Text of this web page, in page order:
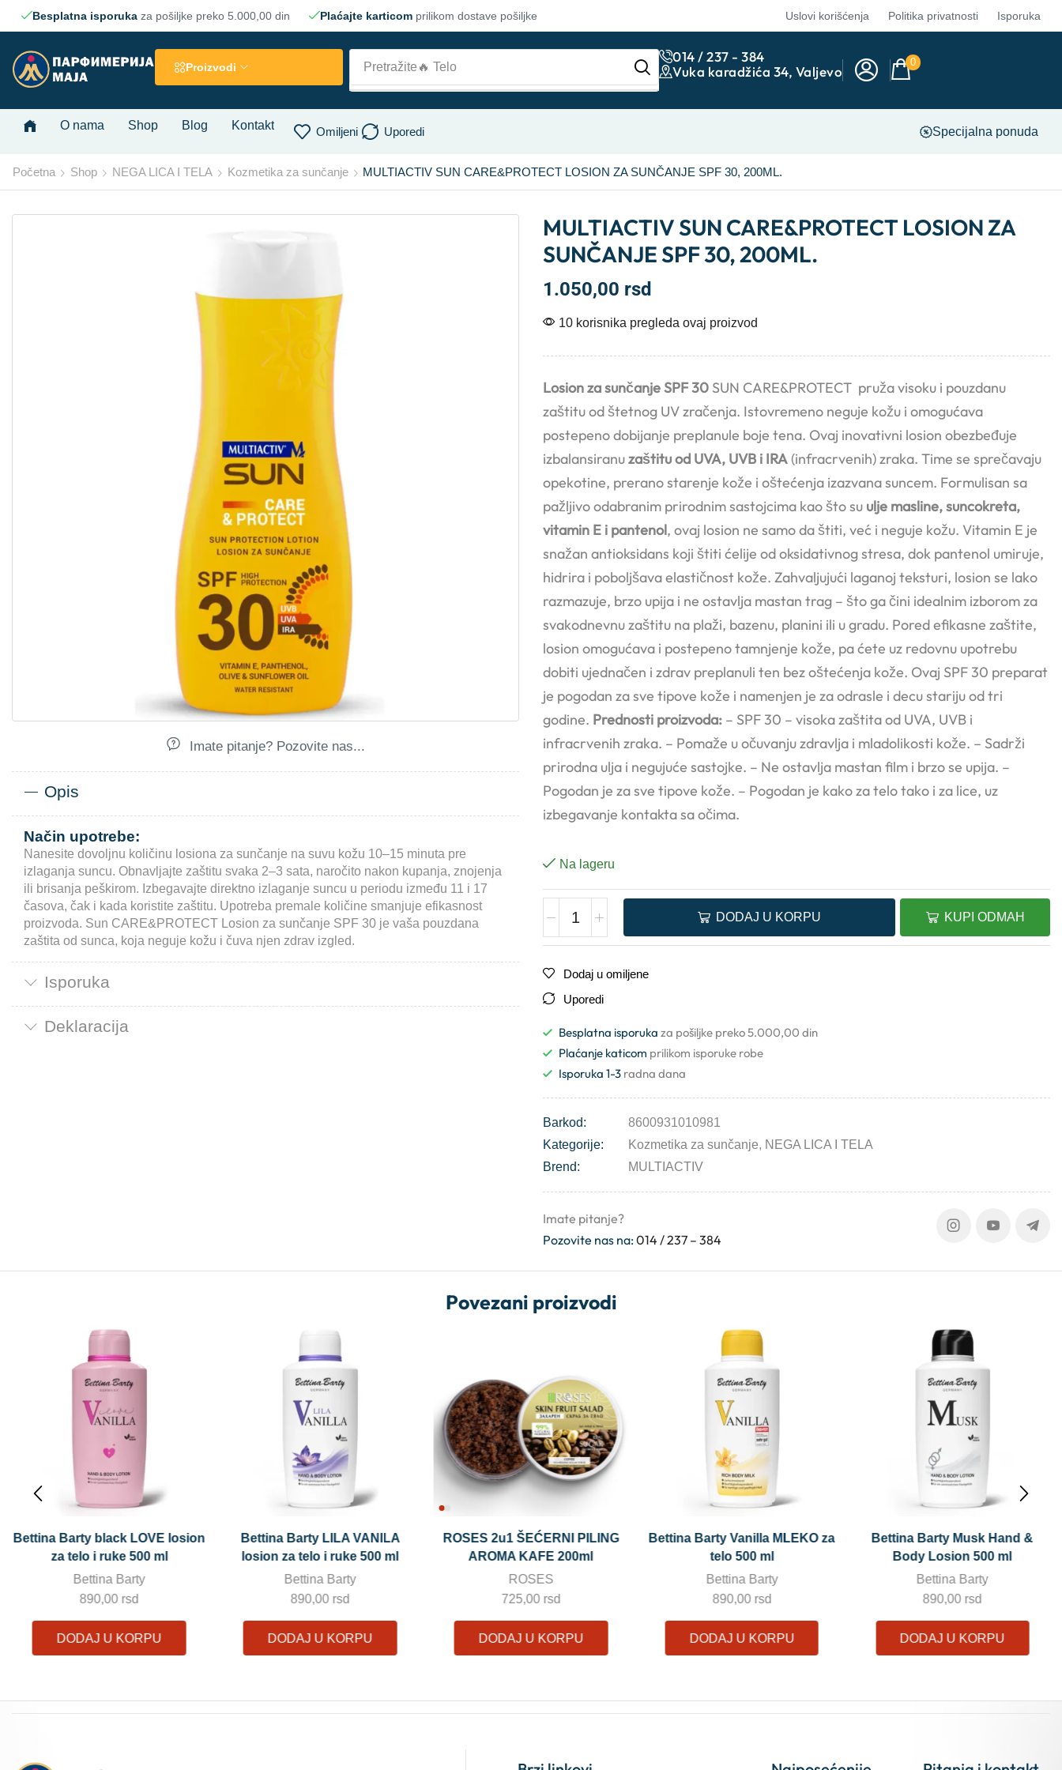
Besplatna isporuka za pošiljke preko 5.000,00 din Plaćajte karticom prilikom dostave pošiljke Uslovi korišćenja Politika privatnosti Isporuka
Proizvodi Pretražite 🔥 Lice
014 / 237 - 384
Vuka karadžića 34, Valjevo
0
O nama Shop Blog Kontakt Omiljeni Uporedi Specijalna ponuda
Početna Shop NEGA LICA I TELA Kozmetika za sunčanje MULTIACTIV SUN CARE&PROTECT LOSION ZA SUNČANJE SPF 30, 200ML.
Imate pitanje? Pozovite nas...
Opis
Način upotrebe:
Nanesite dovoljnu količinu losiona za sunčanje na suvu kožu 10–15 minuta pre
izlaganja suncu. Obnavljajte zaštitu svaka 2–3 sata, naročito nakon kupanja, znojenja
ili brisanja peškirom. Izbegavajte direktno izlaganje suncu u periodu između 11 i 17
časova, čak i kada koristite zaštitu. Upotreba premale količine smanjuje efikasnost
proizvoda. Sun CARE&PROTECT Losion za sunčanje SPF 30 je vaša pouzdana
zaštita od sunca, koja neguje kožu i čuva njen zdrav izgled.
Isporuka
Deklaracija
MULTIACTIV SUN CARE&PROTECT LOSION ZA
SUNČANJE SPF 30, 200ML.
1.050,00 rsd
10 korisnika pregleda ovaj proizvod
Losion za sunčanje SPF 30 SUN CARE&PROTECT pruža visoku i pouzdanu
zaštitu od štetnog UV zračenja. Istovremeno neguje kožu i omogućava
postepeno dobijanje preplanule boje tena. Ovaj inovativni losion obezbeđuje
izbalansiranuzaštitu od UVA, UVB i IRA (infracrvenih) zraka. Time se sprečavaju
opekotine, prerano starenje kože i oštećenja izazvana suncem. Formulisan sa
pažljivo odabranim prirodnim sastojcima kao što su ulje masline, suncokreta,
vitamin E i pantenol, ovaj losion ne samo da štiti, već i neguje kožu. Vitamin E je
snažan antioksidans koji štiti ćelije od oksidativnog stresa, dok pantenol umiruje,
hidrira i poboljšava elastičnost kože. Zahvaljujući laganoj teksturi, losion se lako
razmazuje, brzo upija i ne ostavlja mastan trag – što ga čini idealnim izborom za
svakodnevnu zaštitu na plaži, bazenu, planini ili u gradu. Pored efikasne zaštite,
losion omogućava i postepeno tamnjenje kože, pa ćete uz redovnu upotrebu
dobiti ujednačen i zdrav preplanuli ten bez oštećenja kože. Ovaj SPF 30 preparat
je pogodan za sve tipove kože i namenjen je za odrasle i decu stariju od tri
godine. Prednosti proizvoda: – SPF 30 – visoka zaštita od UVA, UVB i
infracrvenih zraka. – Pomaže u očuvanju zdravlja i mladolikosti kože. – Sadrži
prirodna ulja i negujuće sastojke. – Ne ostavlja mastan film i brzo se upija. –
Pogodan je za sve tipove kože. – Pogodan je kako za telo tako i za lice, uz
izbegavanje kontakta sa očima.
Na lageru
DODAJ U KORPU KUPI ODMAH
Dodaj u omiljene
Uporedi
Besplatna isporuka za pošiljke preko 5.000,00 din
Plaćanje katicom prilikom isporuke robe
Isporuka 1-3 radna dana
Barkod:
8600931010981
Kategorije:
Kozmetika za sunčanje, NEGA LICA I TELA
Brend:
MULTIACTIV
Imate pitanje?
Pozovite nas na:014 / 237 – 384
Povezani proizvodi
Bettina Barty LILA VANILA
losion za telo i ruke 500 ml
Bettina Barty
890,00 rsd
DODAJ U KORPU
ROSES 2u1 ŠEĆERNI PILING
AROMA KAFE 200ml
ROSES
725,00 rsd
DODAJ U KORPU
Bettina Barty Vanilla MLEKO za
telo 500 ml
Bettina Barty
890,00 rsd
DODAJ U KORPU
Bettina Barty Musk Hand &
Body Losion 500 ml
Bettina Barty
890,00 rsd
DODAJ U KORPU
Bettina Barty black LOVE losion
za telo i ruke 500 ml
Bettina Barty
890,00rsd
DODAJ U KORPU